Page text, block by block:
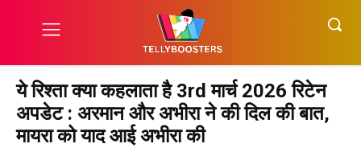
ये रिश्ता क्या कहलाता है 3rd मार्च 2026 रिटेन
अपडेट : अरमान और अभीरा ने की दिल की बात,
मायरा को याद आई अभीरा की